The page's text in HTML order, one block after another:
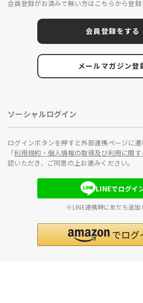
会員登録がお済みで無い方はこちらから登録
会員登録をする
メールマガジン登
ソーシャルログイン
ログインボタンを押すと外部連携ページに
「利用規約・個人情報の取得及び利用に関
認いただき、ご同意の上お進みください。
LINEでログイ
※LINE連携時に友だち追加